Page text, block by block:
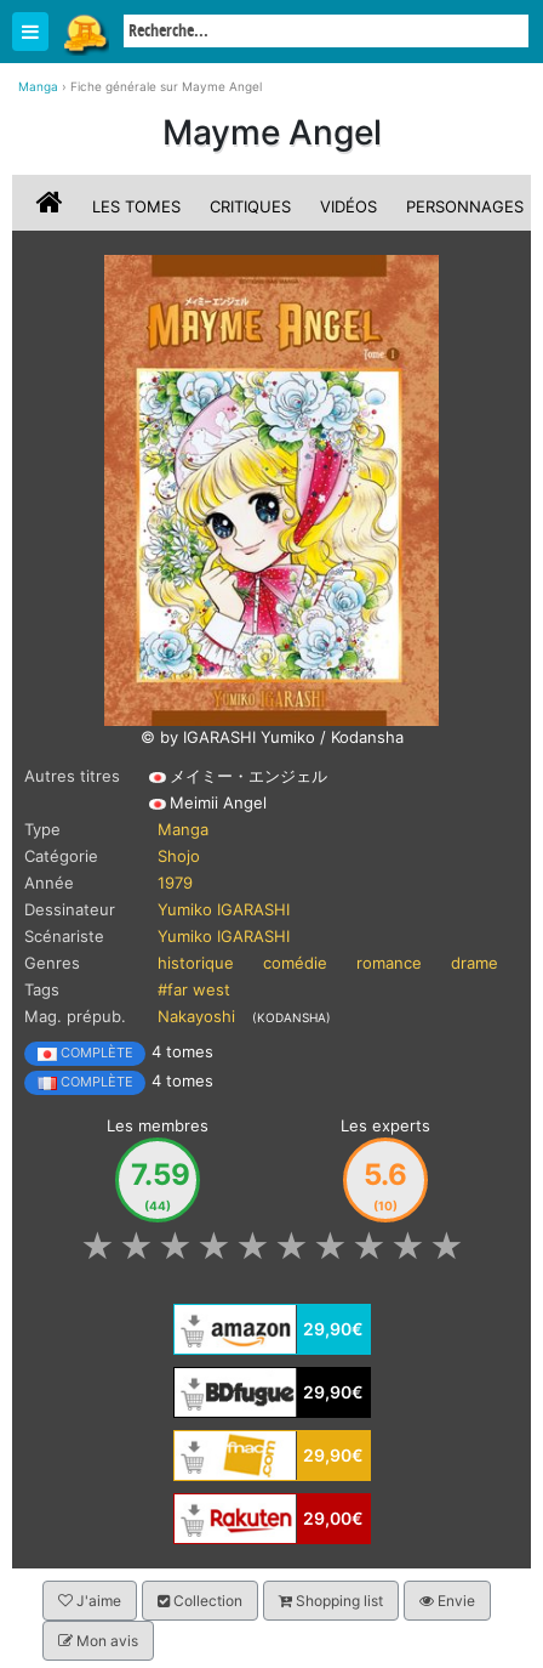
Manga › Fiche générale sur Mayme Angel
Mayme Angel
LES TOMES CRITIQUES VIDÉOS PERSONNAGES
© by IGARASHI Yumiko / Kodansha
Autres titres
メイミー・エンジェル
Meimii Angel
Type
Manga
Catégorie
Shojo
Année
1979
Dessinateur
Yumiko IGARASHI
Scénariste
Yumiko IGARASHI
Genres
historique comédie romance
drame
Tags
#far west
Mag. prépub.
Nakayoshi (KODANSHA)
COMPLÈTE 4 tomes
COMPLÈTE 4 tomes
Les membres
7.59
(44)
Les experts
5.6
(10)
★
★
★
★
★
★
★
★
★
★
29,90€
29,90€
29,90€
29,00€
J'aime Collection Shopping list Envie
Mon avis